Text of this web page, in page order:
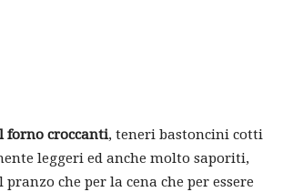
forno croccanti, teneri bastoncini cotti
leggeri ed anche molto saporiti,
che per la cena che per essere